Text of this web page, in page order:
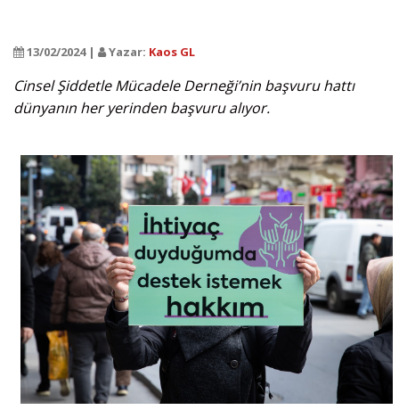
13/02/2024 | Yazar: Kaos GL
Cinsel Şiddetle Mücadele Derneği’nin başvuru hattı
dünyanın her yerinden başvuru alıyor.